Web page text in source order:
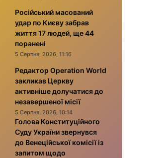
Російський масований
удар по Києву забрав
життя 17 людей, ще 44
поранені
5 Серпня, 2026, 11:16
Редактор Operation World
закликав Церкву
активніше долучатися до
незавершеної місії
5 Серпня, 2026, 10:14
Голова Конституційного
Суду України звернувся
до Венеційської комісії із
запитом щодо